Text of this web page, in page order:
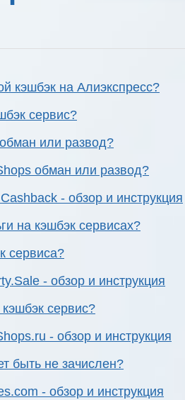
кэшбэк на Алиэкспресс?
сервис?
или развод?
обман или развод?
- обзор и инструкция
на кэшбэк сервисах?
сервиса?
- обзор и инструкция
кэшбэк сервис?
- обзор и инструкция
быть не зачислен?
- обзор и инструкция